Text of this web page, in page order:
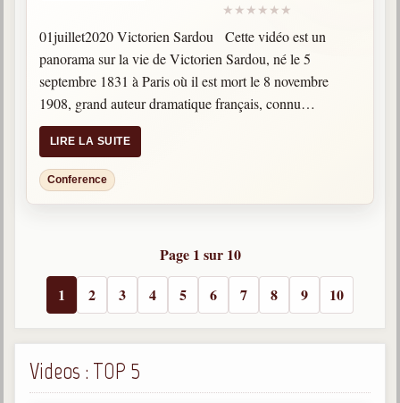
Videos : TOP 5
01juillet2020 Victorien Sardou Cette vidéo est un
panorama sur la vie de Victorien Sardou, né le 5
septembre 1831 à Paris où il est mort le 8 novembre
1908, grand auteur dramatique français, connu
également pour ses sculptures sur bois "eaux-fortes…
LIRE LA SUITE
Conference
Page 1 sur 10
1
2 3 4 5 6 7 8 9 10